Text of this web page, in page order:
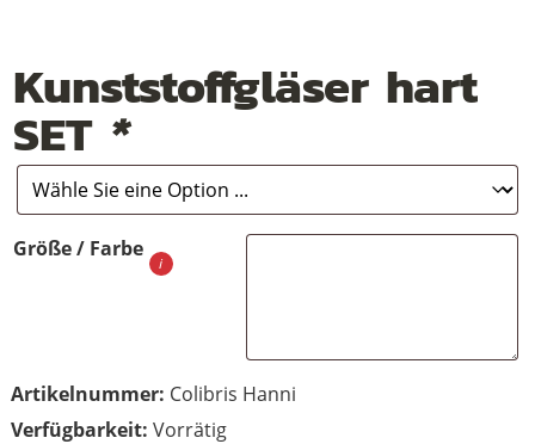
Kunststoffgläser hart
SET *
Größe / Farbe
Artikelnummer: Colibris Hanni
Vorrätig